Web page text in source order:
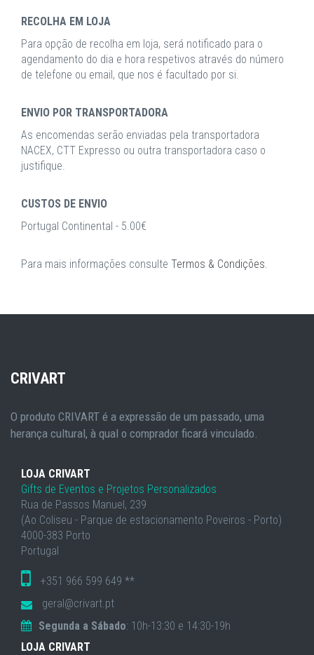
RECOLHA EM LOJA
Para opção de recolha em loja, será notificado para o
agendamento do dia e hora respetivos através do número
de telefone ou email, que nos é facultado por si.
ENVIO POR TRANSPORTADORA
As encomendas serão enviadas pela transportadora
NACEX, CTT Expresso ou outra transportadora caso o
justifique.
CUSTOS DE ENVIO
Portugal Continental - 5.00€
Para mais informações consulte Termos & Condições.
CRIVART
O produto CRIVART é a expressão de um passado, uma
herança cultural, à qual o comprador ficará vinculado.
LOJA CRIVART
Gifts de Eventos e Projetos Personalizados
Rua de Passos Manuel, 239
(Ao Coliseu - Parque de estacionamento Poveiros - Porto)
4000-383 Porto
Portugal
+351 966 599 649 **
geral@crivart.pt
Segunda a Sábado: 10h-13:30 e 14:30-19h
LOJA CRIVART